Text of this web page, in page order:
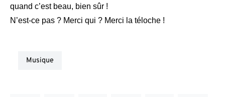
quand c’est beau, bien sûr !
N’est-ce pas ? Merci qui ? Merci la téloche !
musique